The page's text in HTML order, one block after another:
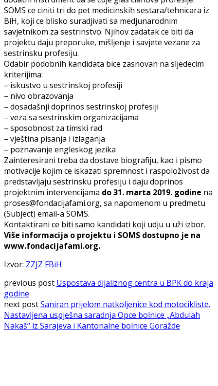
SOMS ce ciniti tri do pet medicinskih sestara/tehnicara iz
BiH, koji ce blisko suradjivati sa medjunarodnim
savjetnikom za sestrinstvo. Njihov zadatak ce biti da
projektu daju preporuke, mišljenje i savjete vezane za
sestrinsku profesiju.
Odabir podobnih kandidata bice zasnovan na sljedecim
kriterijima:
– iskustvo u sestrinskoj profesiji
– nivo obrazovanja
– dosadašnji doprinos sestrinskoj profesiji
– veza sa sestrinskim organizacijama
– sposobnost za timski rad
– vještina pisanja i izlaganja
– poznavanje engleskog jezika
Zainteresirani treba da dostave biografiju, kao i pismo
motivacije kojim ce iskazati spremnost i raspoloživost da
predstavljaju sestrinsku profesiju i daju doprinos
projektnim intervencijama do 31. marta 2019. godine na
proses@fondacijafami.org, sa napomenom u predmetu
(Subject) email-a SOMS.
Kontaktirani ce biti samo kandidati koji udju u uži izbor.
Više informacija o projektu i SOMS dostupno je na
www.fondacijafami.org.
Izvor: ZZJZ FBiH
previous post Uspostava dijaliznog centra u BPK do kraja
godine
next postSaniran prijelom natkoljenice kod motocikliste.
Nastavljena uspješna saradnja Opce bolnice „Abdulah
Nakaš“ iz Sarajeva i Kantonalne bolnice Goražde